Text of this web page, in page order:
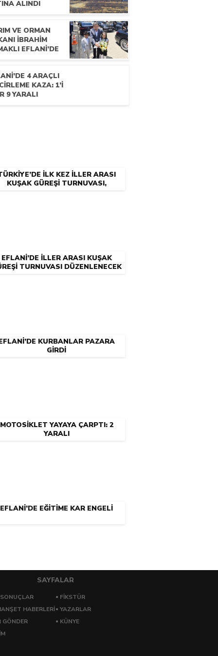
ALINDI
VE ORMAN
İBRAHİM
EFLANİ’DE
4 ARAÇLI
KAZA: 1’İ
9 YARALI
İLK KEZ İLLER ARASI
KUŞAK GÜREŞİ TURNUVASI,
EFLANİ’DE İLLER ARASI KUŞAK
TURNUVASI DÜZENLENECEK
KURBANLAR PAZARA
GİRDİ
MOTOSİKLET YAYAYA ÇARPTI: 2
YARALI
EFLANİ’DE EĞİTİME KAR ENGELİ
SAYFALAR
FİKSTÜR
HABERLERİ
YAZARLAR
GÖNDER
KÜNYE